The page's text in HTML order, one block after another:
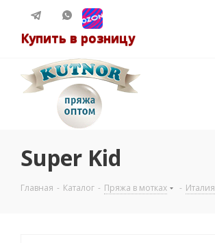
Купить в розницу
Super Kid
Главная - Каталог - Пряжа в мотках - Италия